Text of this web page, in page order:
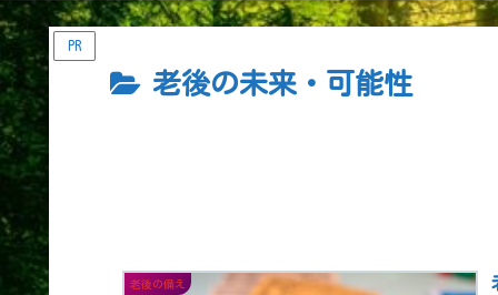
PR
老後の未来・可能性
老後の備え